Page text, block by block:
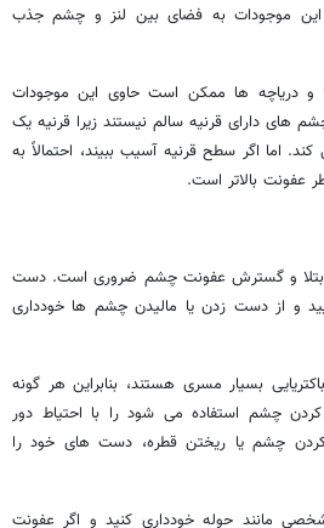
این موجودات به فضای بین لنز و چشم جذب
و دریاچه ها ممکن است حاوی این موجودات
های دارای قرنیه سالم نیستند زیرا قرنیه یک
اما اگر سطح قرنیه آسیب ببیند، احتمالاً به
عفونت بالاتر است.
ابتلا و گسترش عفونت چشم ضروری است. دست
و از دست زدن یا مالیدن چشم ها خودداری
بسیار مسری هستند، بنابراین هر گونه
چشم استفاده می شود را با احتیاط دور
کردن چشم یا ریختن قطره، دست های خود را
مانند حوله خودداری کنید و اگر عفونت